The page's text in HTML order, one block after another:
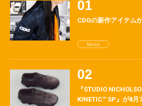
CDGの新作アイテム
News
『STUDIO
KINETIC™ SP』が8月